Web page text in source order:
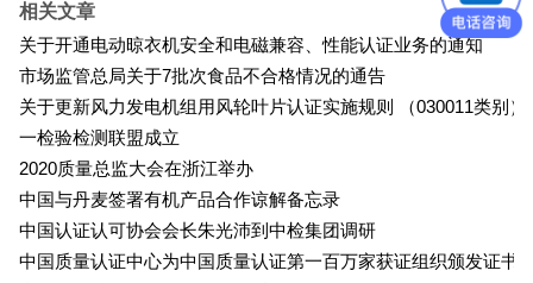
ECE认证
澳洲SAA认证
ISO体系认证
美国认证
相关文章
关于开通电动晾衣机安全和电磁兼容、性能认证业务的通知
市场监管总局关于7批次食品不合格情况的通告
关于更新风力发电机组用风轮叶片认证实施规则 （030011类别）
一检验检测联盟成立
2020质量总监大会在浙江举办
中国与丹麦签署有机产品合作谅解备忘录
中国认证认可协会会长朱光沛到中检集团调研
中国质量认证中心为中国质量认证第一百万家获证组织颁发证书